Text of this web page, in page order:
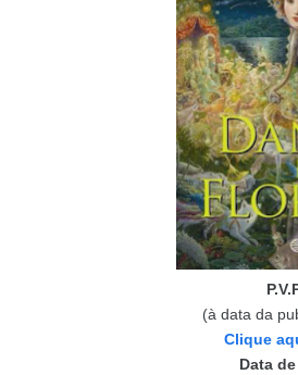
(à data da
Clique
Data